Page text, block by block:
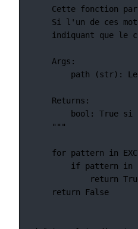
Cette fonction
Si l'un de ces
indiquant que le
Args:
path (str):
Returns:
bool: True si
"""
for pattern in
if pattern in
return
return
False